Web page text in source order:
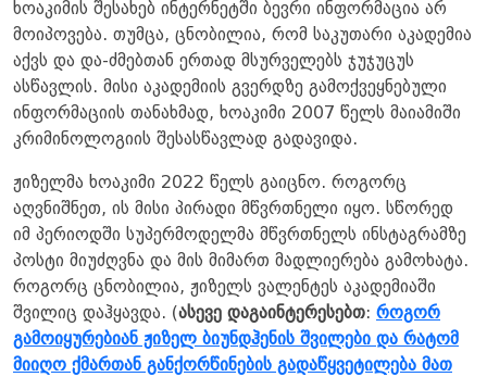
ხოაკიმის შესახებ ინტერნეტში ბევრი ინფორმაცია არ
მოიპოვება. თუმცა, ცნობილია, რომ საკუთარი აკადემია
აქვს და და-ძმებთან ერთად მსურველებს ჯუჯუცუს
ასწავლის. მისი აკადემიის გვერდზე გამოქვეყნებული
ინფორმაციის თანახმად, ხოაკიმი 2007 წელს მაიამიში
კრიმინოლოგიის შესასწავლად გადავიდა.
ჟიზელმა ხოაკიმი 2022 წელს გაიცნო. როგორც
აღვნიშნეთ, ის მისი პირადი მწვრთნელი იყო. სწორედ
იმ პერიოდში სუპერმოდელმა მწვრთნელს ინსტაგრამზე
პოსტი მიუძღვნა და მის მიმართ მადლიერება გამოხატა.
როგორც ცნობილია, ჟიზელს ვალენტეს აკადემიაში
შვილიც დაჰყავდა. (ასევე დაგაინტერესებთ: როგორ
გამოიყურებიან ჟიზელ ბიუნდჰენის შვილები და რატომ
მიიღო ქმართან განქორწინების გადაწყვეტილება მათ